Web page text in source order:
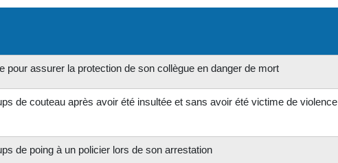
pour assurer la protection de son collègue en danger de mort
de couteau après avoir été insultée et sans avoir été victime de violence
de poing à un policier lors de son arrestation